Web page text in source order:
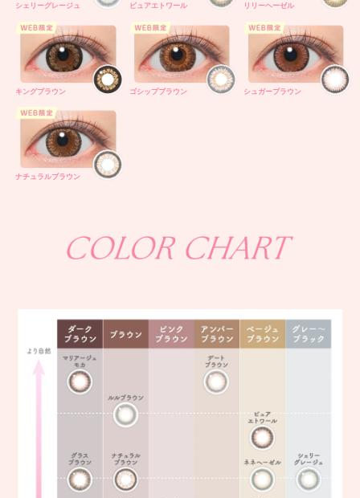
シェリーグレージュ ピュアエトワール リリーヘーゼル
キングブラウン ゴシップブラウン シュガーブラウン
ナチュラルブラウン